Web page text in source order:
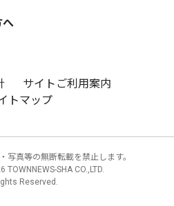
へ
サイトご利用案内
トマップ
写真等の無断転載を禁止します。
TOWNNEWS-SHA CO.,LTD.
Reserved.